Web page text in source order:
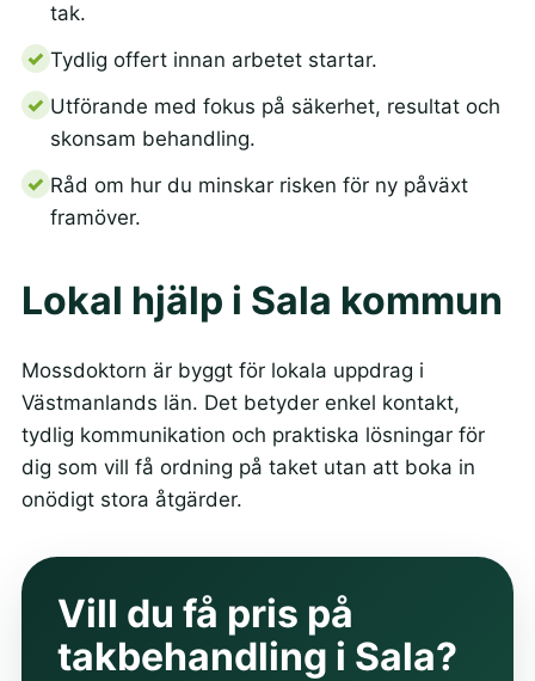
tak.
Tydlig offert innan arbetet startar.
Utförande med fokus på säkerhet, resultat och
skonsam behandling.
Råd om hur du minskar risken för ny påväxt
framöver.
Lokal hjälp i Sala kommun
Mossdoktorn är byggt för lokala uppdrag i
Västmanlands län. Det betyder enkel kontakt,
tydlig kommunikation och praktiska lösningar för
dig som vill få ordning på taket utan att boka in
onödigt stora åtgärder.
Vill du få pris på
takbehandling i Sala?